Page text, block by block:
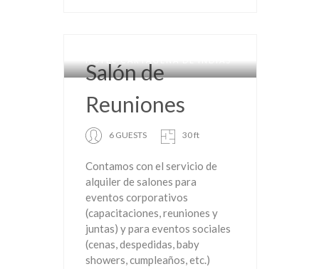
Salón de
Reuniones
6 GUESTS 30 ft
Contamos con el servicio de
alquiler de salones para
eventos corporativos
(capacitaciones, reuniones y
juntas) y para eventos sociales
(cenas, despedidas, baby
showers, cumpleaños, etc.)